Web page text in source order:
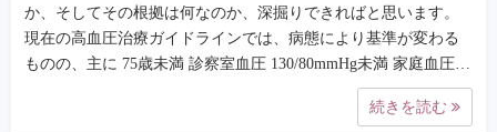
か、そしてその根拠は何なのか、深掘りできればと思います。
現在の高血圧治療ガイドラインでは、病態により基準が変わる
ものの、主に 75歳未満 診察室血圧 130/80mmHg未満 家庭血圧…
続きを読む